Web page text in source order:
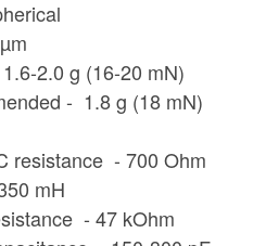
2.0 g (16-20 mN)
- 1.8 g (18 mN)
resistance - 700 Ohm
mH
- 47 kOhm